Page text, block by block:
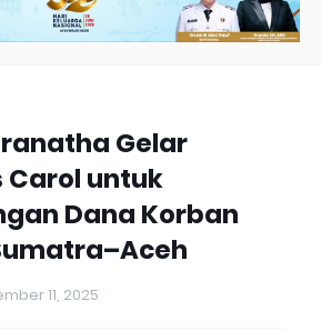
Gelar
untuk
Dana Korban
11, 2025